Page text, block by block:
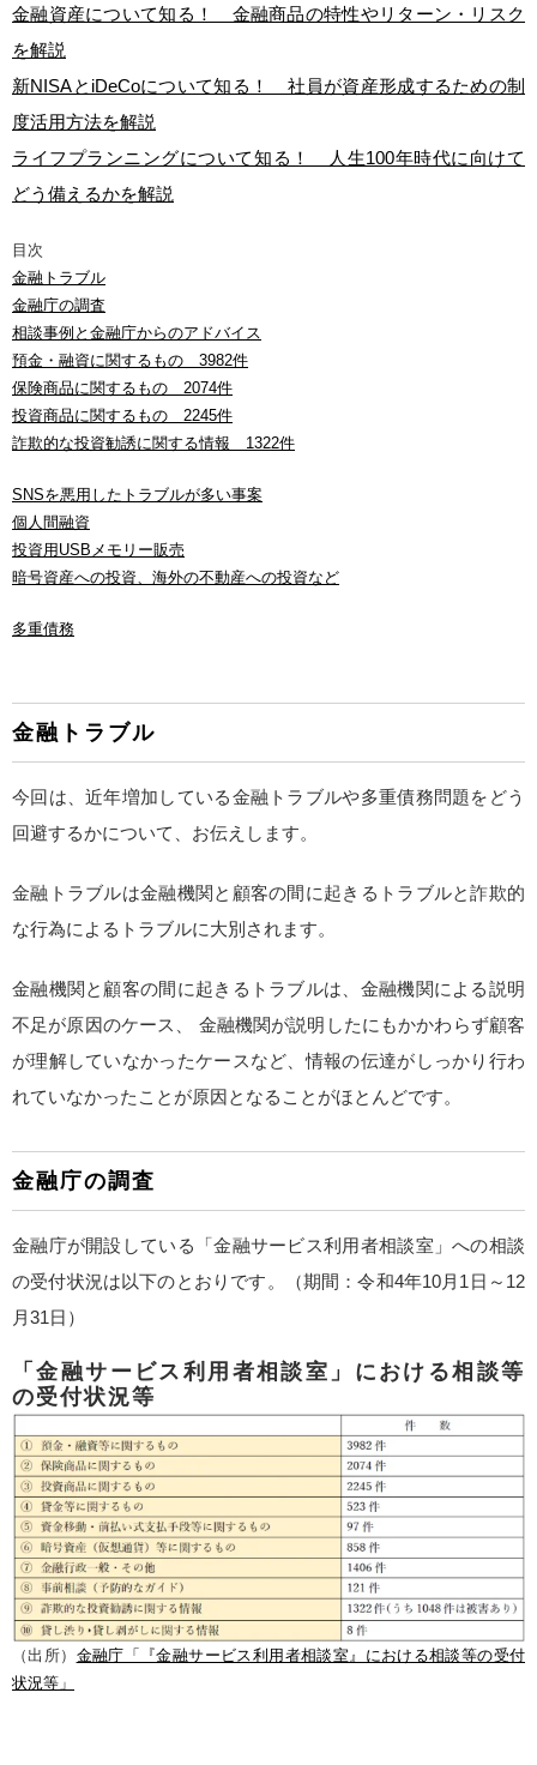
金融資産について知る！ 金融商品の特性やリターン・リスク
を解説
新NISAとiDeCoについて知る！ 社員が資産形成するための制
度活用方法を解説
ライフプランニングについて知る！ 人生100年時代に向けて
どう備えるかを解説
目次
金融トラブル
金融庁の調査
相談事例と金融庁からのアドバイス
預金・融資に関するもの 3982件
保険商品に関するもの 2074件
投資商品に関するもの 2245件
詐欺的な投資勧誘に関する情報 1322件
SNSを悪用したトラブルが多い事案
個人間融資
投資用USBメモリー販売
暗号資産への投資、海外の不動産への投資など
多重債務
金融トラブル
今回は、近年増加している金融トラブルや多重債務問題をどう
回避するかについて、お伝えします。
金融トラブルは金融機関と顧客の間に起きるトラブルと詐欺的
な行為によるトラブルに大別されます。
金融機関と顧客の間に起きるトラブルは、金融機関による説明
不足が原因のケース、 金融機関が説明したにもかかわらず顧客
が理解していなかったケースなど、情報の伝達がしっかり行わ
れていなかったことが原因となることがほとんどです。
金融庁の調査
金融庁が開設している「金融サービス利用者相談室」への相談
の受付状況は以下のとおりです。（期間：令和4年10月1日～12
月31日）
「金融サービス利用者相談室」における相談等
の受付状況等
（出所） 金融庁「『金融サービス利用者相談室』における相談等の受付
状況等」